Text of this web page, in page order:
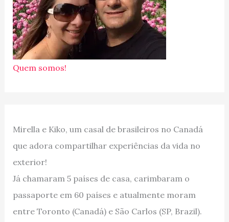
Quem somos!
Mirella e Kiko, um casal de brasileiros no Canadá
que adora compartilhar experiências da vida no
exterior!
Já chamaram 5 países de casa, carimbaram o
passaporte em 60 países e atualmente moram
entre Toronto (Canadá) e São Carlos (SP, Brazil).